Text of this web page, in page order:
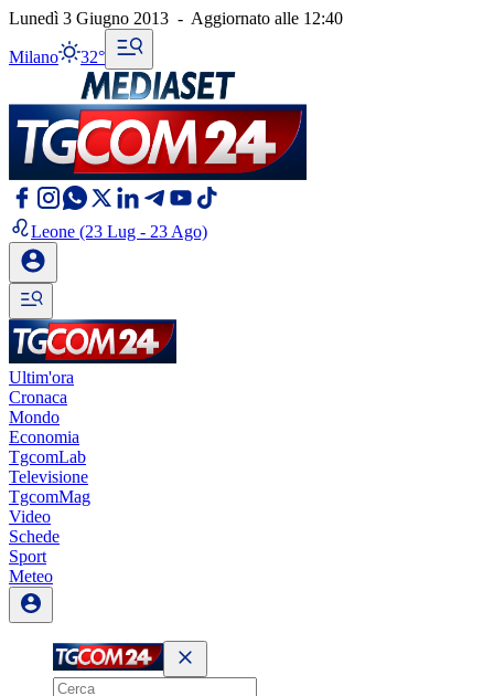
Lunedì 3 Giugno 2013 - Aggiornato alle 12:40
Milano 32°
Leone (23 Lug - 23 Ago)
Ultim'ora
Cronaca
Mondo
Economia
TgcomLab
Televisione
TgcomMag
Video
Schede
Sport
Meteo